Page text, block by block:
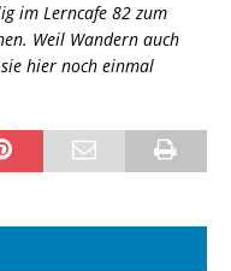
im Lerncafe 82 zum
Weil Wandern auch
hier noch einmal